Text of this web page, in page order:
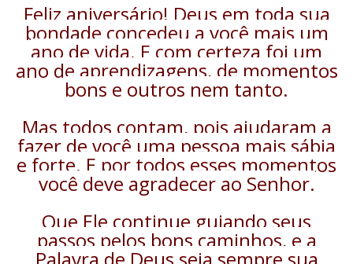
Feliz aniversário! Deus em toda sua
bondade concedeu a você mais um
ano de vida. E com certeza foi um
ano de aprendizagens, de momentos
bons e outros nem tanto.
Mas todos contam, pois ajudaram a
fazer de você uma pessoa mais sábia
e forte. E por todos esses momentos
você deve agradecer ao Senhor.
Que Ele continue guiando seus
passos pelos bons caminhos, e a